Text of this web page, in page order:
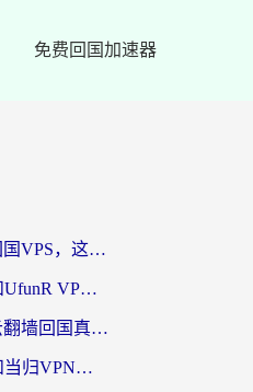
免费回国加速器
海外党必看：除了回国VPS，这样选加速器也能无缝刷国内资源？
迅游VPN好用吗？和UfunR VPN对比哪个回国效果更好？海外党亲测避坑指南
海外党必看：腾讯云翻墙回国真的好用吗？+ 3步选对回国加速器指南
穿梭VPN好用吗？和当归VPN对比哪个回国效果更好？海外党亲测实用指南